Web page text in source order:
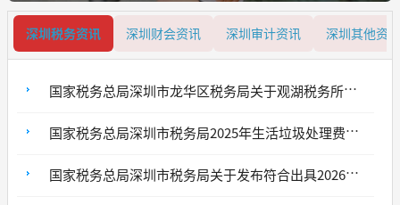
深圳税务资讯 深圳财会资讯 深圳审计资讯 深圳其他资讯
国家税务总局深圳市龙华区税务局关于观湖税务所搬迁的通告
国家税务总局深圳市税务局2025年生活垃圾处理费收取情况
国家税务总局深圳市税务局关于发布符合出具2026年高新技术企业认定专项鉴证报告条件税务师事务所名单的通告